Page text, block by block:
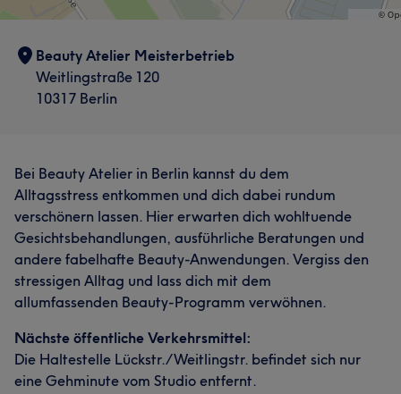
Beauty Atelier Meisterbetrieb
Weitlingstraße 120
10317 Berlin
Bei Beauty Atelier in Berlin kannst du dem
Alltagsstress entkommen und dich dabei rundum
verschönern lassen. Hier erwarten dich wohltuende
Gesichtsbehandlungen, ausführliche Beratungen und
andere fabelhafte Beauty-Anwendungen. Vergiss den
stressigen Alltag und lass dich mit dem
allumfassenden Beauty-Programm verwöhnen.
Nächste öffentliche Verkehrsmittel:
Die Haltestelle Lückstr./Weitlingstr. befindet sich nur
eine Gehminute vom Studio entfernt.